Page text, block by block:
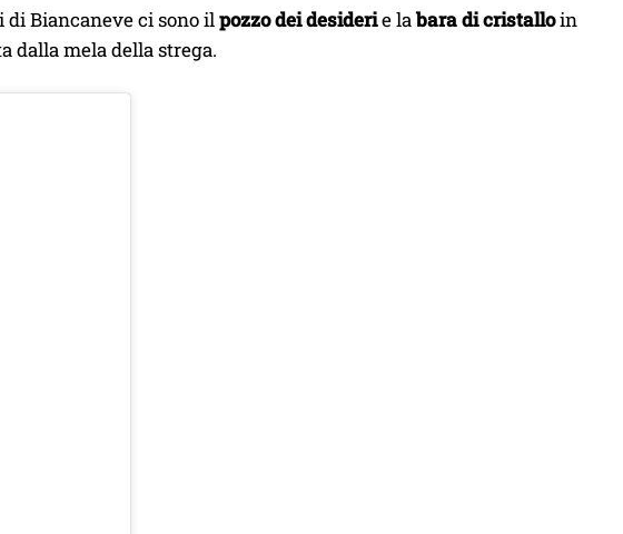
di Biancaneve ci sono ilpozzo dei desiderie labara di cristalloin
dalla mela della strega.